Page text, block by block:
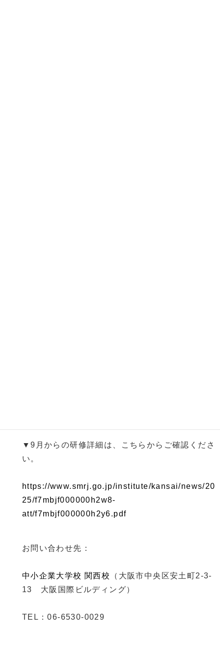
▼9月からの研修詳細は、こちらからご確認くださ
い。
https://www.smrj.go.jp/institute/kansai/news/20
25/f7mbjf000000h2w8-
att/f7mbjf000000h2y6.pdf
お問い合わせ先：
中小企業大学校 関西校
（大阪市中央区安土町2-3-
13 大阪国際ビルディング）
TEL：06-6530-0029